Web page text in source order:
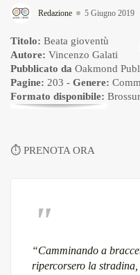
Redazione 5 Giugno 2019
Titolo: Beata gioventù
Autore: Vincenzo Galati
Pubblicato da Oakmond
Pagine: 203 - Genere:
Formato disponibile:
⏱ PRENOTA ORA
“Camminando a
ripercorsero la